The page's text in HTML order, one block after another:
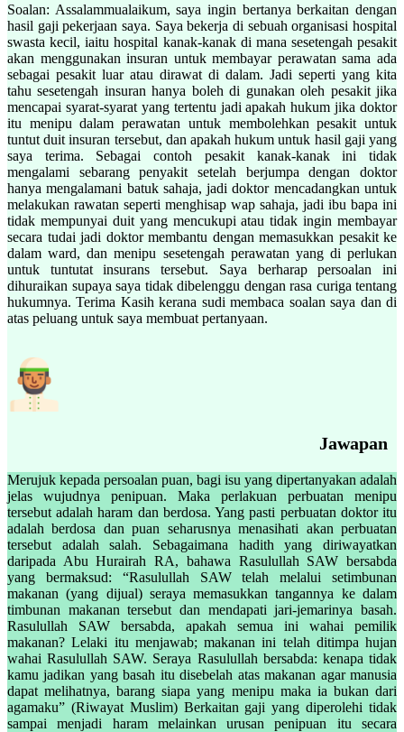
Soalan: Assalammualaikum, saya ingin bertanya berkaitan dengan
hasil gaji pekerjaan saya. Saya bekerja di sebuah organisasi hospital
swasta kecil, iaitu hospital kanak-kanak di mana sesetengah pesakit
akan menggunakan insuran untuk membayar perawatan sama ada
sebagai pesakit luar atau dirawat di dalam. Jadi seperti yang kita
tahu sesetengah insuran hanya boleh di gunakan oleh pesakit jika
mencapai syarat-syarat yang tertentu jadi apakah hukum jika doktor
itu menipu dalam perawatan untuk membolehkan pesakit untuk
tuntut duit insuran tersebut, dan apakah hukum untuk hasil gaji yang
saya terima. Sebagai contoh pesakit kanak-kanak ini tidak
mengalami sebarang penyakit setelah berjumpa dengan doktor
hanya mengalamani batuk sahaja, jadi doktor mencadangkan untuk
melakukan rawatan seperti menghisap wap sahaja, jadi ibu bapa ini
tidak mempunyai duit yang mencukupi atau tidak ingin membayar
secara tudai jadi doktor membantu dengan memasukkan pesakit ke
dalam ward, dan menipu sesetengah perawatan yang di perlukan
untuk tuntutat insurans tersebut. Saya berharap persoalan ini
dihuraikan supaya saya tidak dibelenggu dengan rasa curiga tentang
hukumnya. Terima Kasih kerana sudi membaca soalan saya dan di
atas peluang untuk saya membuat pertanyaan.
Jawapan
Merujuk kepada persoalan puan, bagi isu yang dipertanyakan adalah
jelas wujudnya penipuan. Maka perlakuan perbuatan menipu
tersebut adalah haram dan berdosa. Yang pasti perbuatan doktor itu
adalah berdosa dan puan seharusnya menasihati akan perbuatan
tersebut adalah salah. Sebagaimana hadith yang diriwayatkan
daripada Abu Hurairah RA, bahawa Rasulullah SAW bersabda
yang bermaksud: “Rasulullah SAW telah melalui setimbunan
makanan (yang dijual) seraya memasukkan tangannya ke dalam
timbunan makanan tersebut dan mendapati jari-jemarinya basah.
Rasulullah SAW bersabda, apakah semua ini wahai pemilik
makanan? Lelaki itu menjawab; makanan ini telah ditimpa hujan
wahai Rasulullah SAW. Seraya Rasulullah bersabda: kenapa tidak
kamu jadikan yang basah itu disebelah atas makanan agar manusia
dapat melihatnya, barang siapa yang menipu maka ia bukan dari
agamaku” (Riwayat Muslim) Berkaitan gaji yang diperolehi tidak
sampai menjadi haram melainkan urusan penipuan itu secara